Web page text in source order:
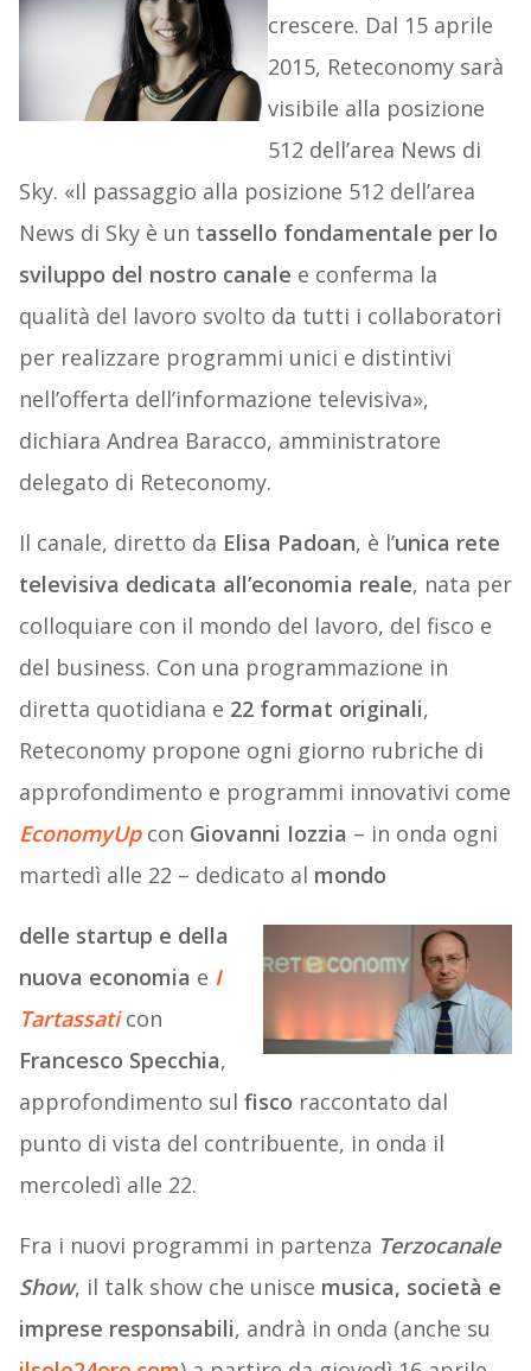
crescere. Dal 15 aprile
2015, Reteconomy sarà
visibile alla posizione
512 dell’area News di
Sky. «Il passaggio alla posizione 512 dell’area
News di Sky è un tassello fondamentale per lo
sviluppo del nostro canale e conferma la
qualità del lavoro svolto da tutti i collaboratori
per realizzare programmi unici e distintivi
nell’offerta dell’informazione televisiva»,
dichiara Andrea Baracco, amministratore
delegato di Reteconomy.
Il canale, diretto da Elisa Padoan, è l’unica rete
televisiva dedicata all’economia reale, nata per
colloquiare con il mondo del lavoro, del fisco e
del business. Con una programmazione in
diretta quotidiana e 22 format originali,
Reteconomy propone ogni giorno rubriche di
approfondimento e programmi innovativi come
EconomyUpcon Giovanni Iozzia – in onda ogni
martedì alle 22 – dedicato al mondo
delle startup e della
nuova economia e I
Tartassaticon
Francesco Specchia,
approfondimento sul fisco raccontato dal
punto di vista del contribuente, in onda il
mercoledì alle 22.
Fra i nuovi programmi in partenza Terzocanale
Show, il talk show che unisce musica, società e
imprese responsabili, andrà in onda (anche su